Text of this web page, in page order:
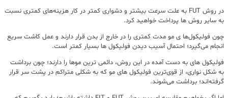
در روش FUT به علت سرعت بیشتر و دشواری کمتر در کار هزینه‌های کمتری نسبت
به سایر روش ها پرداخت خواهید کرد.
چون فولیکول‌ها ی مو مدت کمتری را در خارج از بدن قرار دارند و عمل کاشت سریع
انجام می‌گیرد؛ احتمال آسیب دیدن فولیکول ها بسیار کمتر است.
فولیکول های به دست آمده در این روش، دائمی ترین موها را دارند؛ چون برداشت
به شکل نواری، از قوی‌ترین فولیکول های مو که به شکلی متراکم در پشت سر قرار
گرفته‌اند؛ برداشت می‌شوند.